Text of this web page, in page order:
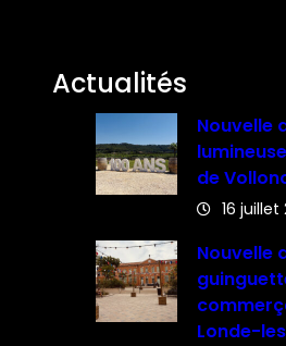
Actualités
Nouvelle
de
16 juillet
Nouvelle
Londe-